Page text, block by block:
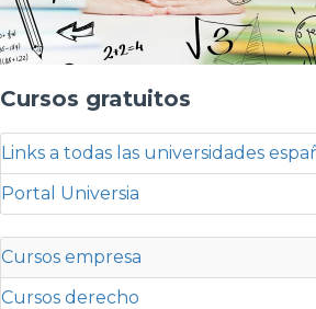
Cursos gratuitos
Links a todas las universidades
Portal Universia
Cursos empresa
Cursos derecho